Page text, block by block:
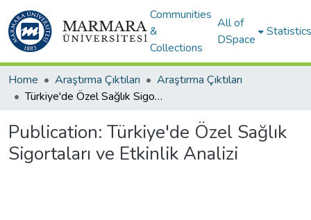
Communities
&
Collections
All of
DSpace
Statistics
Home Araştırma Çıktıları
Araştırma Çıktıları
Türkiye'de Özel Sağlık Sigortaları ve Etkinlik Analizi
Publication: Türkiye'de Özel Sağlık
Sigortaları ve Etkinlik Analizi